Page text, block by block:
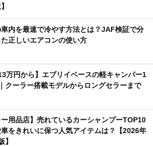
内を最速で冷やす方法とは？JAF検証で分
正しいエアコンの使い方
万円から】エブリイベースの軽キャンパー1
クーラー搭載モデルからロングセラーまで
ー用品店】売れているカーシャンプーTOP10
車をきれいに保つ人気アイテムは？【2026年
】